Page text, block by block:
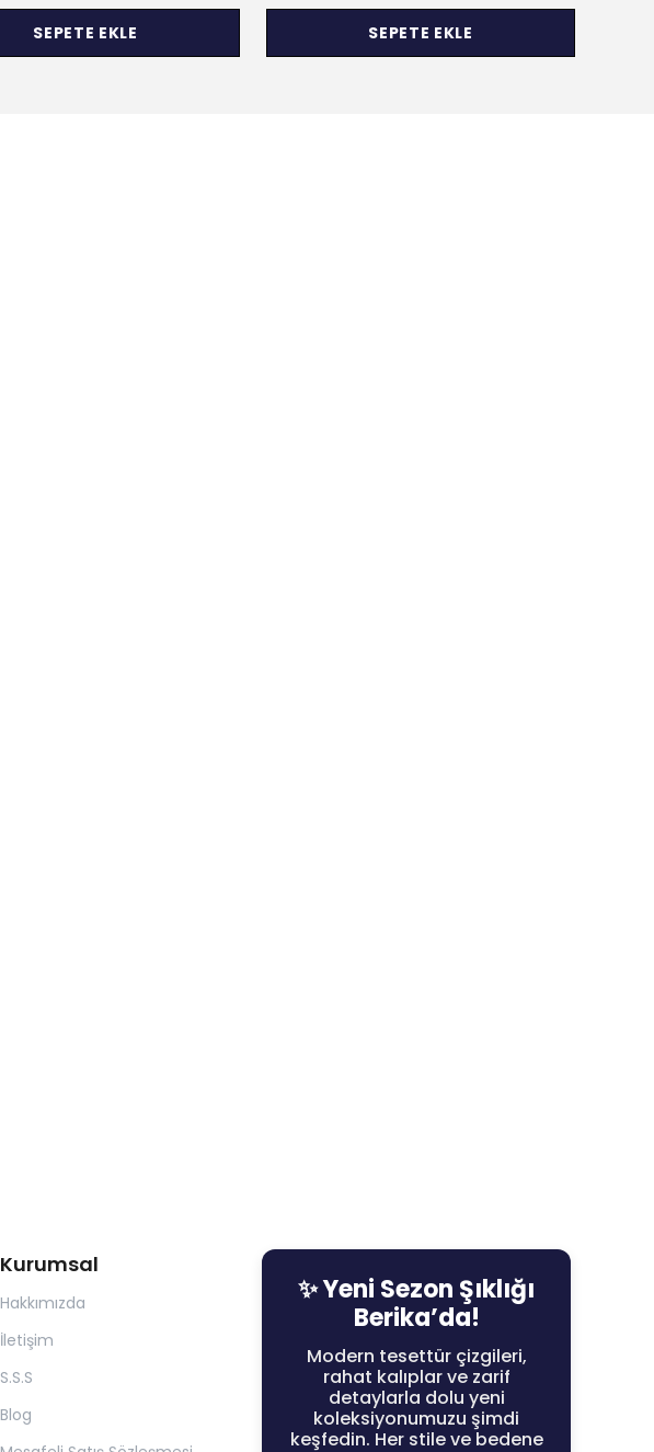
SEPETE EKLE SEPETE EKLE
Kurumsal
Hakkımızda
İletişim
S.S.S
Blog
✨ Yeni Sezon Şıklığı
Berika’da!
Modern tesettür çizgileri,
rahat kalıplar ve zarif
detaylarla dolu yeni
koleksiyonumuzu şimdi
keşfedin. Her stile ve bedene